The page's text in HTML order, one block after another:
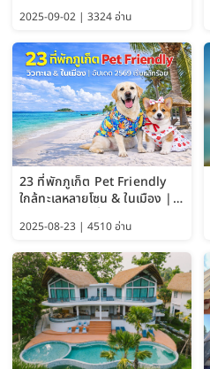
ChatGPT และ Gemini
2025-09-02 | 3324 อ่าน
23 ที่พักภูเก็ต Pet Friendly
ใกล้ทะเลหลายโซน & ในเมือง |
อัปเดต 2569 เริ่มหลักร้อย
2025-08-23 | 4510 อ่าน